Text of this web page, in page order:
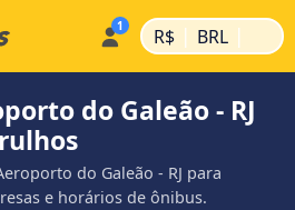
R$ | BRL |
do Galeão - RJ
do Galeão - RJ para
e horários de ônibus.